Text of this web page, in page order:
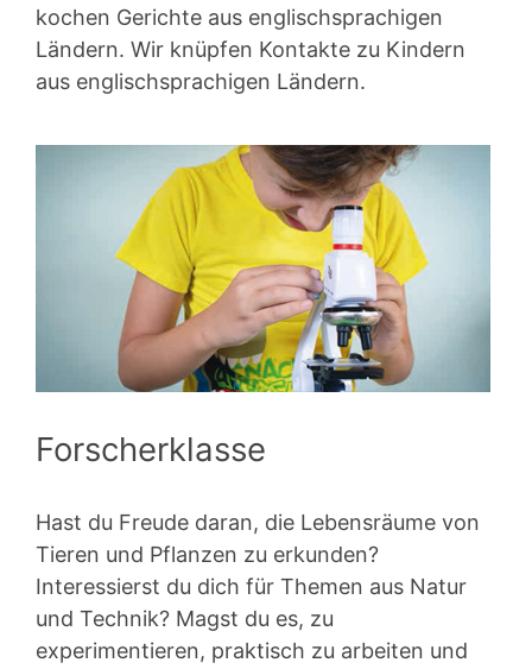
kochen Gerichte aus englischsprachigen
Ländern. Wir knüpfen Kontakte zu Kindern
aus englischsprachigen Ländern.
Forscherklasse
Hast du Freude daran, die Lebensräume von
Tieren und Pflanzen zu erkunden?
Interessierst du dich für Themen aus Natur
und Technik? Magst du es, zu
experimentieren, praktisch zu arbeiten und